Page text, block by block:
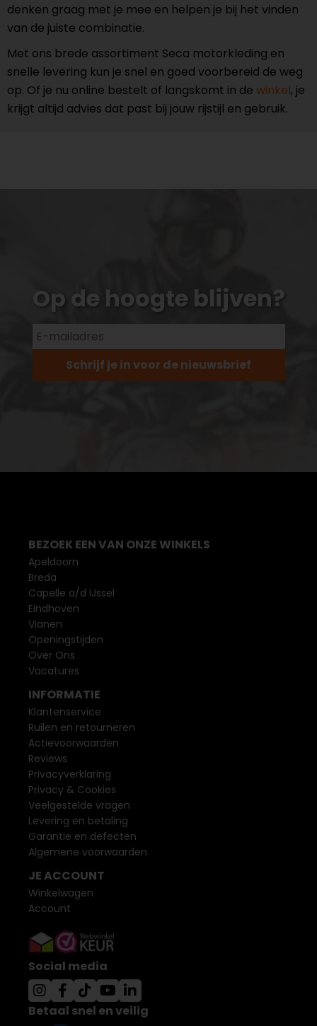
denken graag met je mee en helpen je bij het vinden
van de juiste combinatie.
Met ons brede assortiment Seca motorkleding en
snelle levering kun je snel en goed voorbereid de weg
op. Of je nu online bestelt of langskomt in de winkel, je
krijgt altijd advies dat past bij jouw rijstijl en gebruik.
Op de hoogte blijven?
Schrijf je in voor de nieuwsbrief
BEZOEK EEN VAN ONZE WINKELS
Apeldoorn
Breda
Capelle a/d IJssel
Eindhoven
Vianen
Openingstijden
Over Ons
Vacatures
INFORMATIE
Klantenservice
Ruilen en retourneren
Actievoorwaarden
Reviews
Privacyverklaring
Privacy & Cookies
Veelgestelde vragen
Levering en betaling
Garantie en defecten
Algemene voorwaarden
JE ACCOUNT
Winkelwagen
Account
Social media
Betaal snel en veilig